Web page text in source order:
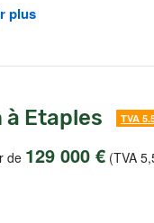
plus
à Etaples TVA
de 129 000 € (TVA